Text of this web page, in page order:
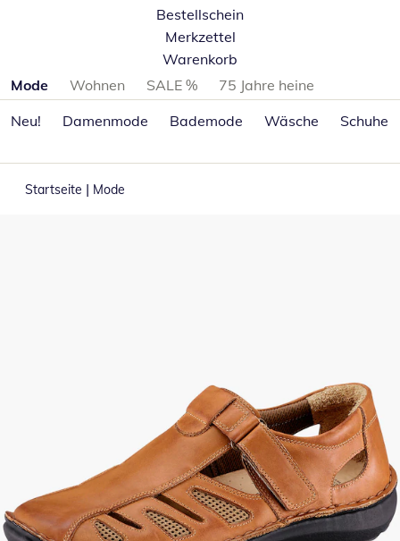
Bestellschein
Merkzettel
Warenkorb
Produktkategorien überspringen
Mode Wohnen SALE %
75 Jahre heine
Neu!
Damenmode Bademode Wäsche Schuhe
Startseite | Mode